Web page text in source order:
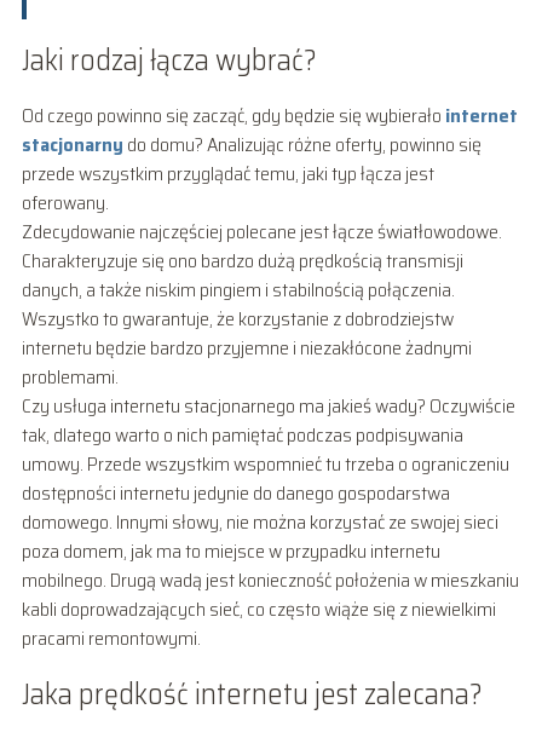
Jaki rodzaj łącza wybrać?
Od czego powinno się zacząć, gdy będzie się wybierało internet
stacjonarny do domu? Analizując różne oferty, powinno się
przede wszystkim przyglądać temu, jaki typ łącza jest
oferowany.
Zdecydowanie najczęściej polecane jest łącze światłowodowe.
Charakteryzuje się ono bardzo dużą prędkością transmisji
danych, a także niskim pingiem i stabilnością połączenia.
Wszystko to gwarantuje, że korzystanie z dobrodziejstw
internetu będzie bardzo przyjemne i niezakłócone żadnymi
problemami.
Czy usługa internetu stacjonarnego ma jakieś wady? Oczywiście
tak, dlatego warto o nich pamiętać podczas podpisywania
umowy. Przede wszystkim wspomnieć tu trzeba o ograniczeniu
dostępności internetu jedynie do danego gospodarstwa
domowego. Innymi słowy, nie można korzystać ze swojej sieci
poza domem, jak ma to miejsce w przypadku internetu
mobilnego. Drugą wadą jest konieczność położenia w mieszkaniu
kabli doprowadzających sieć, co często wiąże się z niewielkimi
pracami remontowymi.
Jaka prędkość internetu jest zalecana?